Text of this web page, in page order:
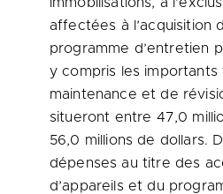
affectées à l’acquisition
programme d’entretien
y compris les importants
maintenance et de
situeront entre 47,0
56,0 millions de dollars.
dépenses au titre des
d’appareils et du